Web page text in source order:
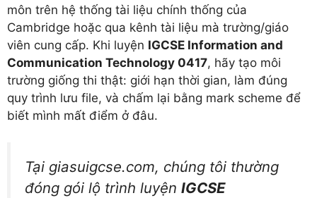
môn trên hệ thống tài liệu chính thống của
Cambridge hoặc qua kênh tài liệu mà trường/giáo
viên cung cấp. Khi luyện IGCSE Information and
Communication Technology 0417, hãy tạo môi
trường giống thi thật: giới hạn thời gian, làm đúng
quy trình lưu file, và chấm lại bằng mark scheme để
biết mình mất điểm ở đâu.
Tại giasuigcse.com, chúng tôi thường
đóng gói lộ trình luyện IGCSE